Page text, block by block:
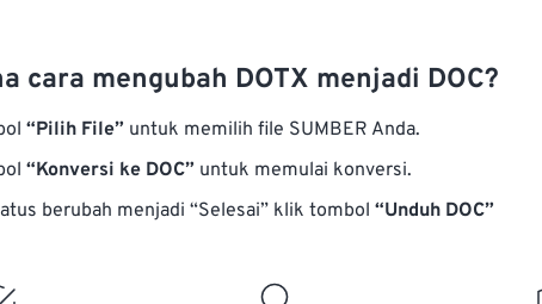
cara mengubah DOTX menjadi DOC?
“Pilih File” untuk memilih file SUMBER Anda.
“Konversi ke DOC” untuk memulai konversi.
berubah menjadi “Selesai” klik tombol “Unduh DOC”